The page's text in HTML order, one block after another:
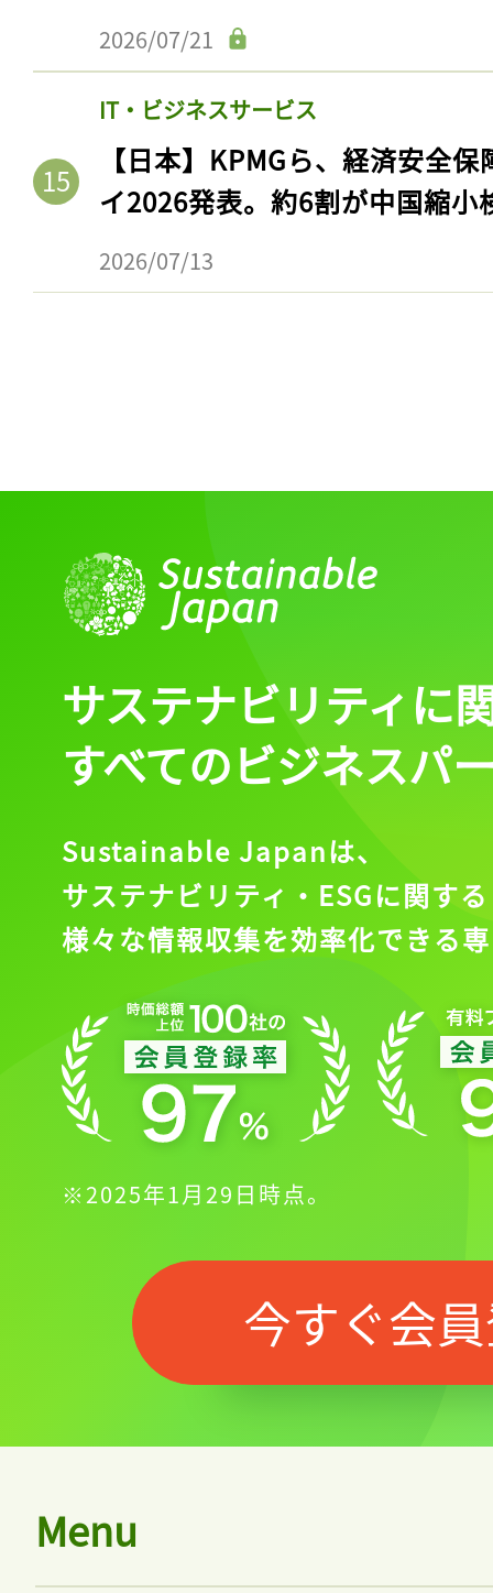
2026/07/21
IT・ビジネスサービス
【日本】KPMGら、経済安全
イ2026発表。約6割が中国縮小
2026/07/13
記事をお気に入りに
会員登録
サステナビリティに
すべてのビジネスパ
Sustainable Japanは、
サステナビリティ・ESGに関する
様々な情報収集を効率化できる
※2025年1月29日時点。
今すぐ会
Menu